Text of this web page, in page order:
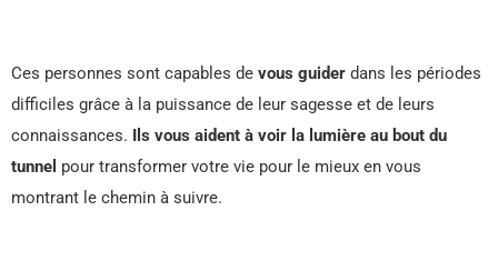
Ces personnes sont capables de vous guider dans les périodes
difficiles grâce à la puissance de leur sagesse et de leurs
connaissances. Ils vous aident à voir la lumière au bout du
tunnel pour transformer votre vie pour le mieux en vous
montrant le chemin à suivre.